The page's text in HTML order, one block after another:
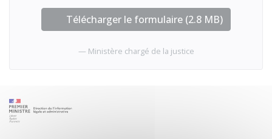
Télécharger le formulaire (2.8 MB)
Ministère chargé de la justice